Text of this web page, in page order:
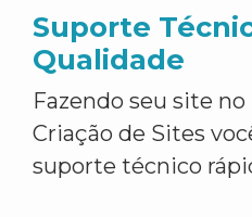
Suporte
Qualidade
Fazendo seu site
Criação de Sites
suporte técnico